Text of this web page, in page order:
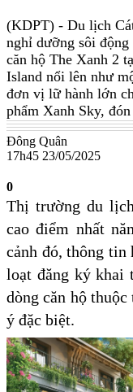
(KDPT) - Du lịch
nghỉ dưỡng sôi
căn hộ The Xanh 2
Island nổi lên như
đơn vị lữ hành lớn
phẩm Xanh Sky,
Đông Quân
17h45 23/05/2025
0
Thị trường du
cao điểm nhất
cảnh đó, thông
loạt đăng ký khai
dòng căn hộ thuộc
ý đặc biệt.